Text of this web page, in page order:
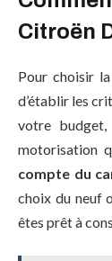
Citroën
Pour choisir la
d’établir les
votre
motorisation
compte du
choix du neuf
êtes prêt à